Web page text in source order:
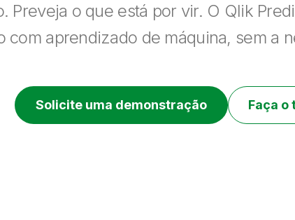
Preveja o que está por vir. O Qlik
com aprendizado de máquina, sem a
Solicite uma demonstração Faça o